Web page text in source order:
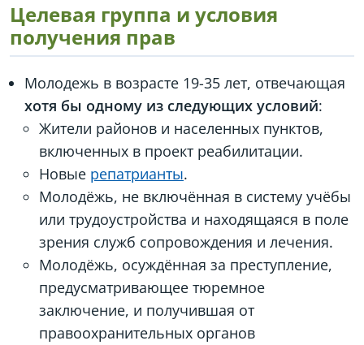
Целевая группа и условия
получения прав
Молодежь в возрасте 19-35 лет, отвечающая
хотя бы одному из следующих условий:
Жители районов и населенных пунктов,
включенных в проект реабилитации.
Новые репатрианты.
Молодёжь, не включённая в систему учёбы
или трудоустройства и находящаяся в поле
зрения служб сопровождения и лечения.
Молодёжь, осуждённая за преступление,
предусматривающее тюремное
заключение, и получившая от
правоохранительных органов